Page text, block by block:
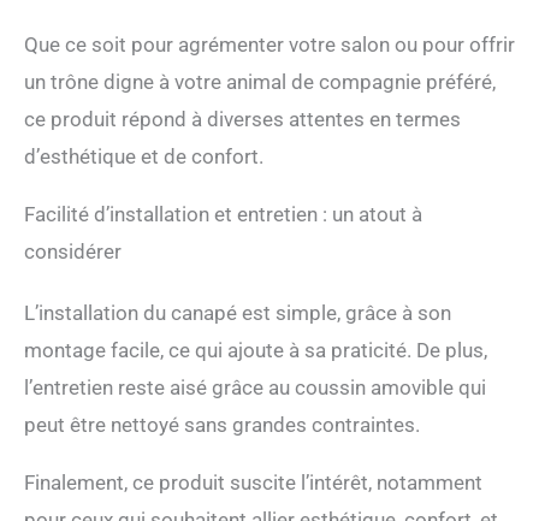
Que ce soit pour agrémenter votre salon ou pour offrir
un trône digne à votre animal de compagnie préféré,
ce produit répond à diverses attentes en termes
d’esthétique et de confort.
Facilité d’installation et entretien : un atout à
considérer
L’installation du canapé est simple, grâce à son
montage facile, ce qui ajoute à sa praticité. De plus,
l’entretien reste aisé grâce au coussin amovible qui
peut être nettoyé sans grandes contraintes.
Finalement, ce produit suscite l’intérêt, notamment